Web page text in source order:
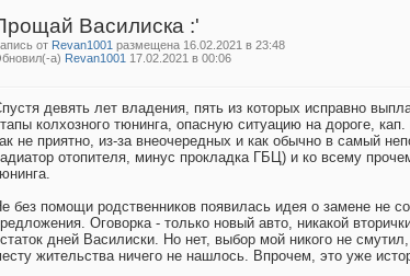
Василиска :'
от Revan1001 размещена 16.02.2021 в 23:48
а) Revan1001 17.02.2021 в 00:06
девять лет владения, пять из которых исправно
колхозного тюнинга, опасную ситуацию на дороге,
не приятно, из-за внеочередных и как обычно в самый
отопителя, минус прокладка ГБЦ) и ко всему
без помощи родственников появилась идея о замене не
Оговорка - только новый авто, никакой
дней Василиски. Но нет, выбор мой никого не
жительства ничего не нашлось. Впрочем, это уже